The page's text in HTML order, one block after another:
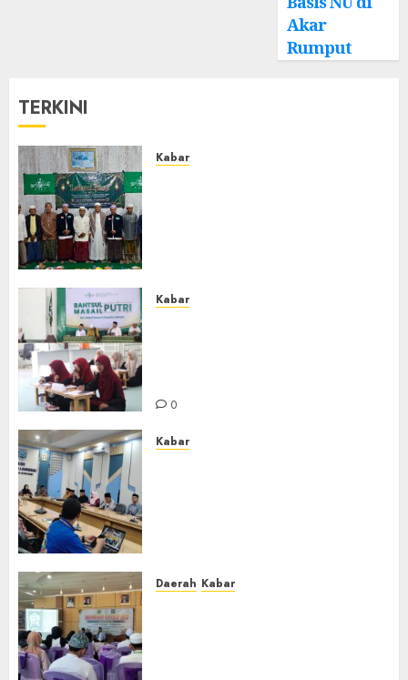
Akar
Rumput
TERKINI
Kabar
Kabar
0
Kabar
Daerah Kabar